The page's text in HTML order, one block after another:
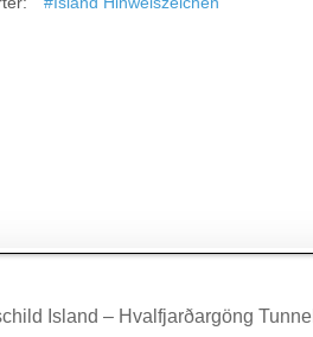
Island – Hvalfjarðargöng Tunnel